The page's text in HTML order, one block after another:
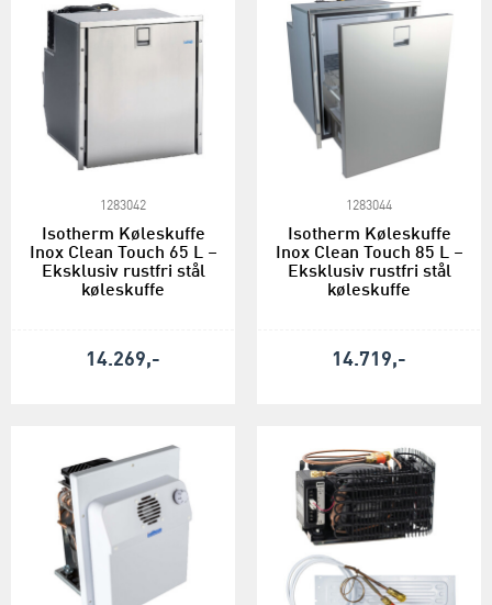
1283042
Isotherm Køleskuffe
Inox Clean Touch 65 L –
Eksklusiv rustfri stål
køleskuffe
14.269,-
1283044
Isotherm Køleskuffe
Inox Clean Touch 85 L –
Eksklusiv rustfri stål
køleskuffe
14.719,-